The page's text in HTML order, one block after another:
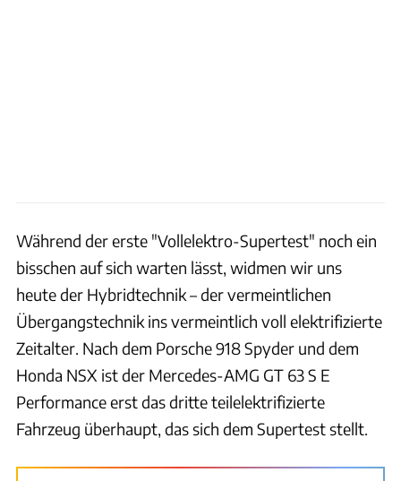
Während der erste "Vollelektro-Supertest" noch ein
bisschen auf sich warten lässt, widmen wir uns
heute der Hybridtechnik – der vermeintlichen
Übergangstechnik ins vermeintlich voll elektrifizierte
Zeitalter. Nach dem Porsche 918 Spyder und dem
Honda NSX ist der Mercedes-AMG GT 63 S E
Performance erst das dritte teilelektrifizierte
Fahrzeug überhaupt, das sich dem Supertest stellt.